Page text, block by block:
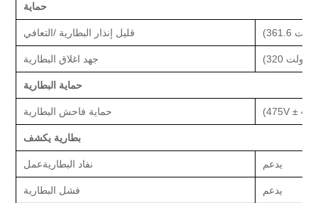
حماية
قليل إنذار البطارية /التعافي
جهد اغلاق البطارية
حماية البطارية
حماية فاحش البطارية (475
بطارية يكشف
نفاد البطاريةعمل يدعم
فشل البطارية يدعم